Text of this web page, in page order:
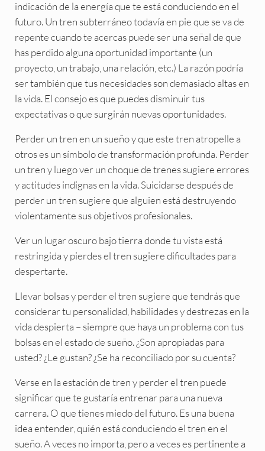
indicación de la energía que te está conduciendo en el
futuro. Un tren subterráneo todavía en pie que se va de
repente cuando te acercas puede ser una señal de que
has perdido alguna oportunidad importante (un
proyecto, un trabajo, una relación, etc.) La razón podría
ser también que tus necesidades son demasiado altas en
la vida. El consejo es que puedes disminuir tus
expectativas o que surgirán nuevas oportunidades.
Perder un tren en un sueño y que este tren atropelle a
otros es un símbolo de transformación profunda. Perder
un tren y luego ver un choque de trenes sugiere errores
y actitudes indignas en la vida. Suicidarse después de
perder un tren sugiere que alguien está destruyendo
violentamente sus objetivos profesionales.
Ver un lugar oscuro bajo tierra donde tu vista está
restringida y pierdes el tren sugiere dificultades para
despertarte.
Llevar bolsas y perder el tren sugiere que tendrás que
considerar tu personalidad, habilidades y destrezas en la
vida despierta – siempre que haya un problema con tus
bolsas en el estado de sueño. ¿Son apropiadas para
usted? ¿Le gustan? ¿Se ha reconciliado por su cuenta?
Verse en la estación de tren y perder el tren puede
significar que te gustaría entrenar para una nueva
carrera. O que tienes miedo del futuro. Es una buena
idea entender, quién está conduciendo el tren en el
sueño. A veces no importa, pero a veces es pertinente a